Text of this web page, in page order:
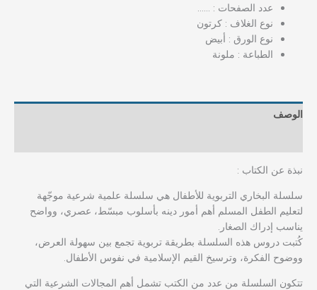
عدد الصفحات : ……
نوع الغلاف : كرتون
نوع الورق : أبيض
الطباعة : ملونة
الوصف
نبذة عن الكتاب :
سلسلة البخاري التربوية للأطفال هي سلسلة علمية شرعية موجّهة
لتعليم الطفل المسلم أهم أمور دينه بأسلوب مبسّط، عصري، وواضح
يناسب إدراك الصغار.
كُتبت دروس هذه السلسلة بطريقة تربوية تجمع بين سهولة العرض،
ووضوح الفكرة، وترسيخ القيم الإسلامية في نفوس الأطفال.
تتكون السلسلة من عدد من الكتب تشمل أهم المجالات الشرعية التي